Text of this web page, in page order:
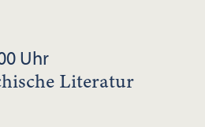
Uhr
Literatur